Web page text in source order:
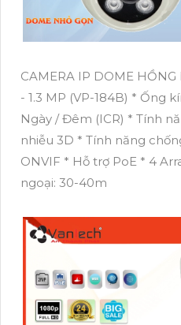
CAMERA IP DOME HỒNG
- 1.3 MP (VP-184B) * Ống
Ngày / Đêm (ICR) * Tính
nhiễu 3D * Tính năng
ONVIF * Hỗ trợ PoE * 4
ngoại: 30-40m